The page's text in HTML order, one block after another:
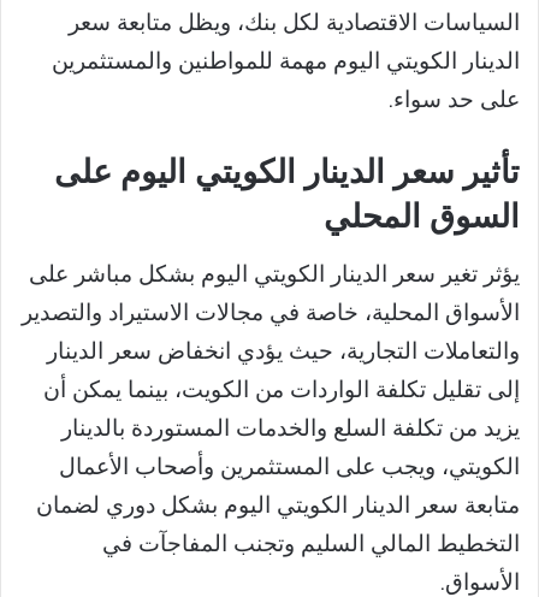
السياسات الاقتصادية لكل بنك، ويظل متابعة سعر
الدينار الكويتي اليوم مهمة للمواطنين والمستثمرين
على حد سواء.
تأثير سعر الدينار الكويتي اليوم على
السوق المحلي
يؤثر تغير سعر الدينار الكويتي اليوم بشكل مباشر على
الأسواق المحلية، خاصة في مجالات الاستيراد والتصدير
والتعاملات التجارية، حيث يؤدي انخفاض سعر الدينار
إلى تقليل تكلفة الواردات من الكويت، بينما يمكن أن
يزيد من تكلفة السلع والخدمات المستوردة بالدينار
الكويتي، ويجب على المستثمرين وأصحاب الأعمال
متابعة سعر الدينار الكويتي اليوم بشكل دوري لضمان
التخطيط المالي السليم وتجنب المفاجآت في
الأسواق.